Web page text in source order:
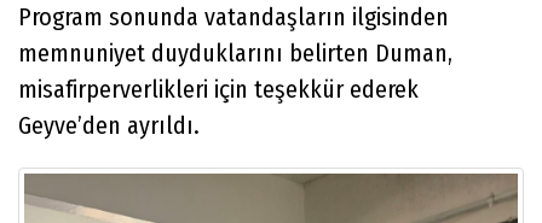
Program sonunda vatandaşların ilgisinden
memnuniyet duyduklarını belirten Duman,
misafirperverlikleri için teşekkür ederek
Geyve’den ayrıldı.